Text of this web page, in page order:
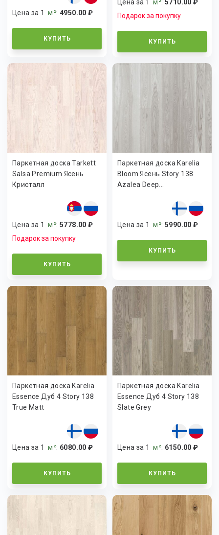
Цена за 1м²:4950.00 ₽
КУПИТЬ
Цена за 1м²:5710.00 ₽
Подарок за покупку
КУПИТЬ
Паркетная доска Tarkett
Salsa Premium Ясень
Кристалл
Цена за 1м²:5778.00 ₽
Подарок за покупку
КУПИТЬ
Паркетная доска Karelia
Bloom Ясень Story 138
Azalea Deep...
Цена за 1м²:5990.00 ₽
КУПИТЬ
Паркетная доска Karelia
Essence Дуб 4 Story 138
True Matt
Цена за 1м²: 6080.00 ₽
КУПИТЬ
Паркетная доска Karelia
Essence Дуб 4 Story 138
Slate Grey
Цена за 1м²: 6150.00 ₽
КУПИТЬ